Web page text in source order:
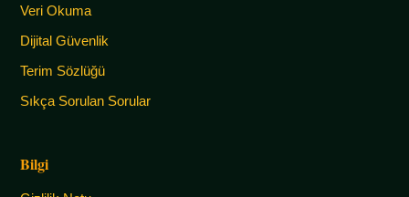
Veri Okuma
Dijital Güvenlik
Terim Sözlüğü
Sıkça Sorulan Sorular
Bilgi